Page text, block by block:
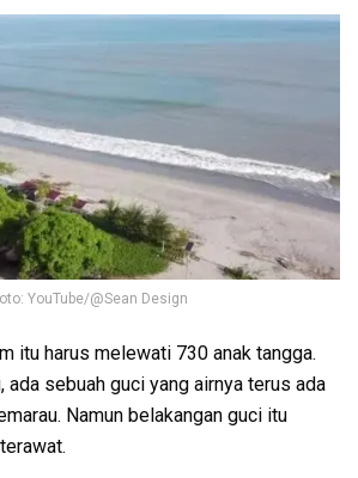
YouTube/@Sean Design
itu harus melewati 730 anak tangga.
ada sebuah guci yang airnya terus ada
Namun belakangan guci itu